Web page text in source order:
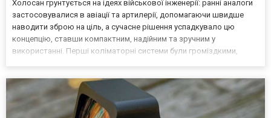
Холосан грунтується на ідеях військової інженерії: ранні аналоги
застосовувалися в авіації та артилерії, допомагаючи швидше
наводити зброю на ціль, а сучасне рішення успадкувало цю
концепцію, ставши компактним, надійним та зручним у
використанні. Перші коліматорні системи були громіздкими,